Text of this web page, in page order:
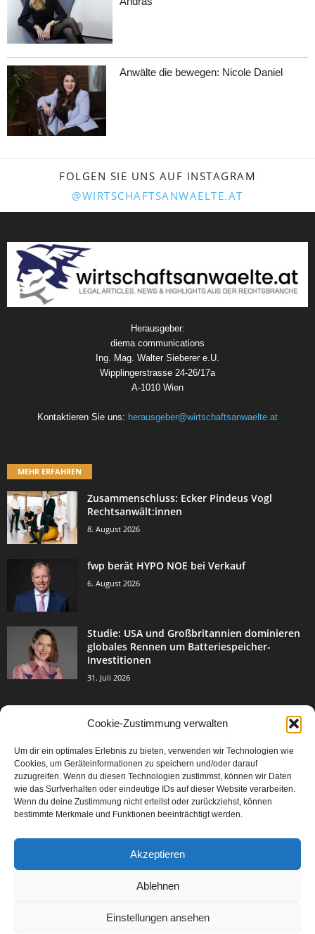
Cookie-Zustimmung verwalten
Um dir ein optimales Erlebnis zu bieten, verwenden wir Technologien wie
Cookies, um Geräteinformationen zu speichern und/oder darauf
zuzugreifen. Wenn du diesen Technologien zustimmst, können wir Daten
wie das Surfverhalten oder eindeutige IDs auf dieser Website verarbeiten.
Wenn du deine Zustimmung nicht erteilst oder zurückziehst, können
bestimmte Merkmale und Funktionen beeinträchtigt werden.
Akzeptieren
Ablehnen
Einstellungen ansehen
Anwälte die bewegen: Nicole Daniel
FOLGEN SIE UNS AUF INSTAGRAM
@WIRTSCHAFTSANWAELTE.AT
Herausgeber:
diema communications
Ing. Mag. Walter Sieberer e.U.
Wipplingerstrasse 24-26/17a
A-1010 Wien
Kontaktieren Sie uns: herausgeber@wirtschaftsanwaelte.at
MEHR ERFAHREN
Zusammenschluss: Ecker Pindeus Vogl
Rechtsanwält:innen
8. August 2026
fwp berät HYPO NOE bei Verkauf
6. August 2026
Studie: USA und Großbritannien dominieren
globales Rennen um Batteriespeicher-
Investitionen
31. Juli 2026
Events & Success 3004
Breaking News 2067
Aktuelles
Featured Article
Karriere 567